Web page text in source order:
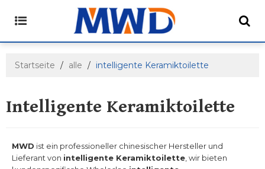
Startseite / alle / intelligente Keramiktoilette
Intelligente Keramiktoilette
MWD ist ein professioneller chinesischer Hersteller und
Lieferant von intelligente Keramiktoilette , wir bieten